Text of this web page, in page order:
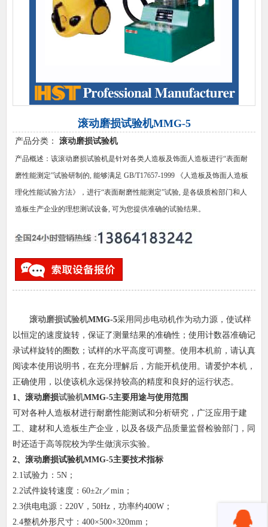
滚动磨损试验机MMG-5
产品分类： 滚动磨损试验机
产品概述：该滚动磨损试验机是针对各类人造板及饰面人造板进行“表面耐
磨性能测定”试验研制的, 能够满足 GB/T17657-1999 《人造板及饰面人造板
理化性能试验方法》，进行“表面耐磨性能测定”试验, 是各级质检部门和人
造板生产企业的理想测试设备, 可为您提供准确的试验结果。
滚动磨损试验机MMG-5采用同步电动机作为动力源，使试样
以恒定的速度旋转，保证了测量结果的准确性；使用计数器准确记
录试样旋转的圈数；试样的水平高度可调整。使用本机前，请认真
阅读本使用说明书，在充分理解后，方能开机使用。请爱护本机，
正确使用，以使该机永远保持较高的精度和良好的运行状态。
1、 滚动磨损试验机MMG-5主要用途与使用范围
可对各种人造板材进行耐磨性能测试和分析研究，广泛应用于建
工、建材和人造板生产企业，以及各级产品质量监督检验部门，同
时还适于高等院校为学生做演示实验。
2、 滚动磨损试验机MMG-5主要技术指标
2.1试验力：5N；
2.2试件旋转速度：60±2r／min；
2.3供电电源：220V，50Hz，功率约400W；
2.4整机外形尺寸：400×500×320mm；